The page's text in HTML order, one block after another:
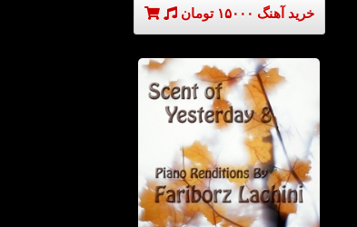
خرید آهنگ ۱۵۰۰۰ تومان